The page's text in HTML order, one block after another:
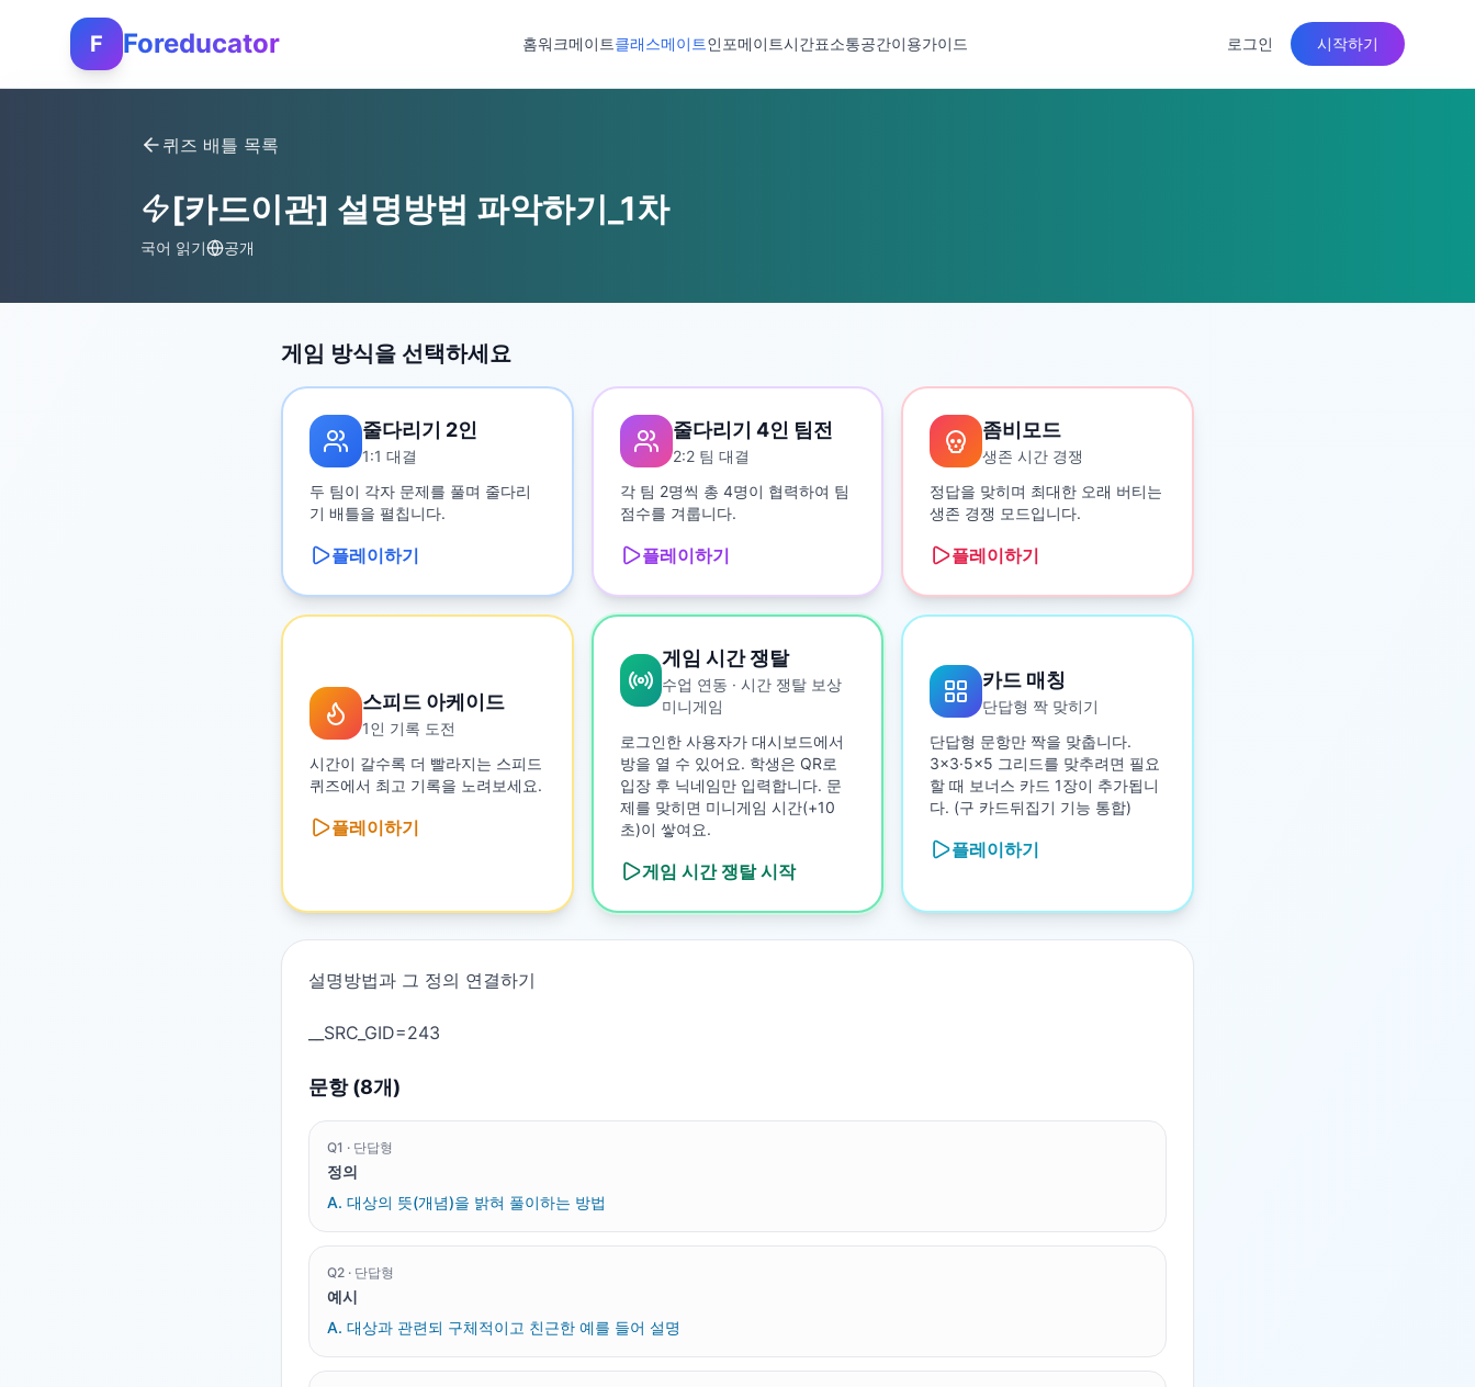
F Foreducator 홈워크메이트클래스메이트인포메이트시간표소통공간이용가이드 로그인 시작하기
퀴즈 배틀 목록
[카드이관] 설명방법 파악하기_1차
국어 읽기 공개
게임 방식을 선택하세요
줄다리기 2인
1:1 대결
두 팀이 각자 문제를 풀며 줄다리
기 배틀을 펼칩니다.
플레이하기
줄다리기 4인 팀전
2:2 팀 대결
각 팀 2명씩 총 4명이 협력하여 팀
점수를 겨룹니다.
플레이하기
좀비모드
생존 시간 경쟁
정답을 맞히며 최대한 오래 버티는
생존 경쟁 모드입니다.
플레이하기
스피드 아케이드
1인 기록 도전
시간이 갈수록 더 빨라지는 스피드
퀴즈에서 최고 기록을 노려보세요.
플레이하기
게임 시간 쟁탈
수업 연동 · 시간 쟁탈 보상
미니게임
로그인한 사용자가 대시보드에서
방을 열 수 있어요. 학생은 QR로
입장 후 닉네임만 입력합니다. 문
제를 맞히면 미니게임 시간(+10
초)이 쌓여요.
게임 시간 쟁탈시작
카드 매칭
단답형 짝 맞히기
단답형 문항만 짝을 맞춥니다.
3×3·5×5 그리드를 맞추려면 필요
할 때 보너스 카드 1장이 추가됩니
다. (구 카드뒤집기 기능 통합)
플레이하기
설명방법과 그 정의 연결하기
문항 (8개)
Q1 · 단답형
정의
A. 대상의 뜻(개념)을 밝혀 풀이하는 방법
Q2 · 단답형
예시
A. 대상과 관련되 구체적이고 친근한 예를 들어 설명